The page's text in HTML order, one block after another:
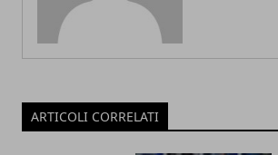
ARTICOLI CORRELATI